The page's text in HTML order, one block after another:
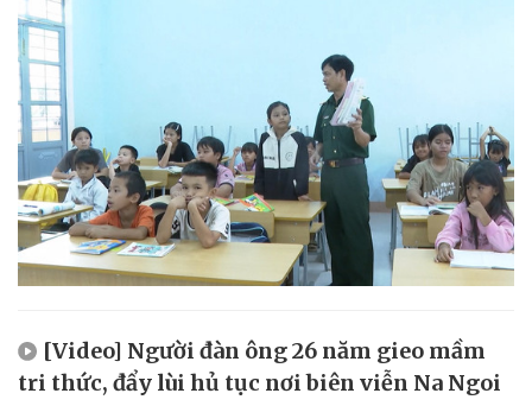
[Video] Người đàn ông 26 năm gieo mầm
tri thức, đẩy lùi hủ tục nơi biên viễn Na Ngoi